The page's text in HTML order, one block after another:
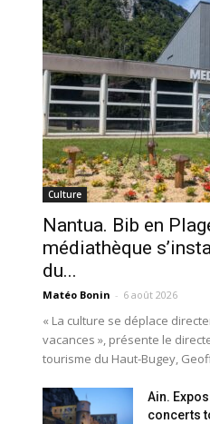
Culture
Nantua. Bib en
médiathèque
du...
Matéo Bonin - 6 août 2026
« La culture se déplace
vacances », présente le
tourisme du Haut-Bugey,
Ain.
concerts